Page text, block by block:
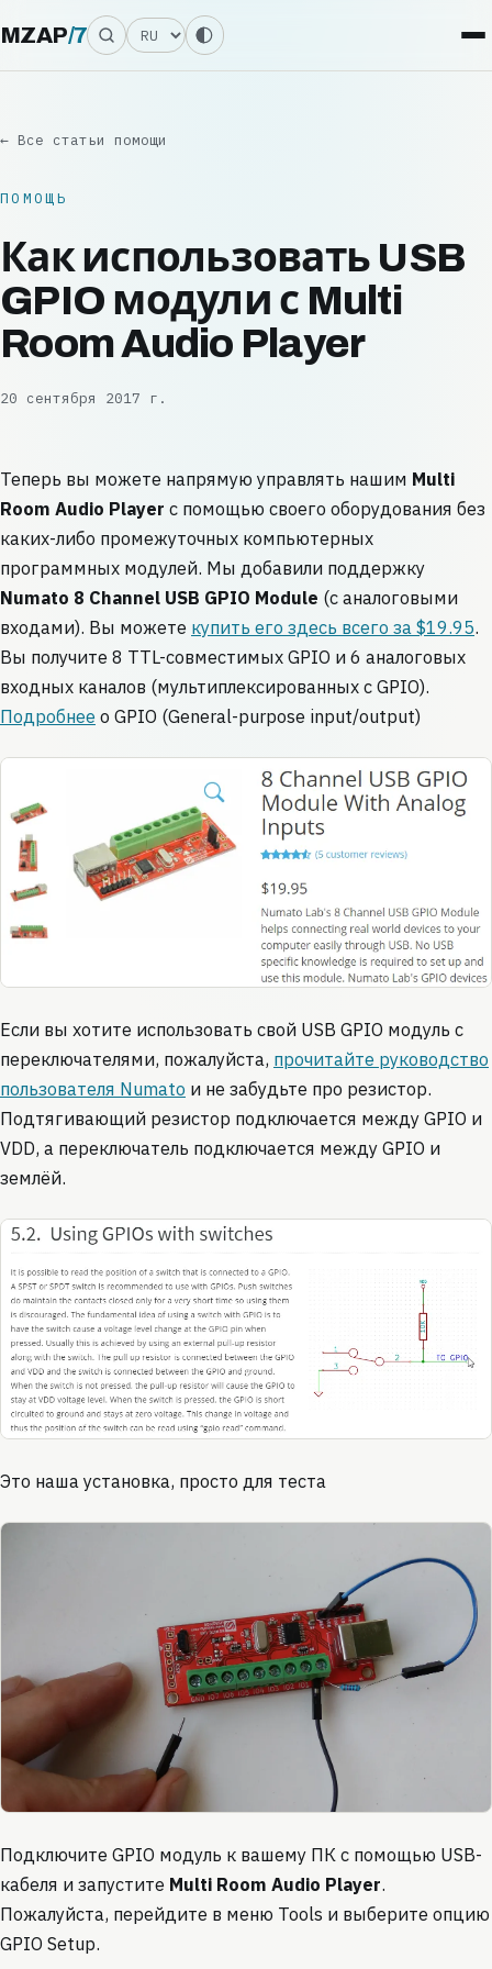
MZAP/7 Язык
← Все статьи помощи
ПОМОЩЬ
Как использовать USB
GPIO модули с Multi
Room Audio Player
20 сентября 2017 г.
Теперь вы можете напрямую управлять нашим Multi
Room Audio Player с помощью своего оборудования без
каких-либо промежуточных компьютерных
программных модулей. Мы добавили поддержку
Numato 8 Channel USB GPIO Module (с аналоговыми
входами). Вы можете купить его здесь всего за $19.95.
Вы получите 8 TTL-совместимых GPIO и 6 аналоговых
входных каналов (мультиплексированных с GPIO).
Подробнее о GPIO (General-purpose input/output)
Если вы хотите использовать свой USB GPIO модуль с
переключателями, пожалуйста, прочитайте руководство
пользователя Numato и не забудьте про резистор.
Подтягивающий резистор подключается между GPIO и
VDD, а переключатель подключается между GPIO и
землёй.
Это наша установка, просто для теста
Подключите GPIO модуль к вашему ПК с помощью USB-
кабеля и запустите Multi Room Audio Player.
Пожалуйста, перейдите в меню Tools и выберите опцию
GPIO Setup.